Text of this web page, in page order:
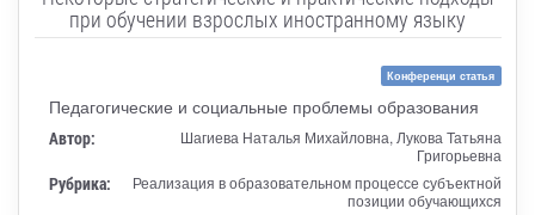
при обучении взрослых иностранному языку
Конференци статья
Педагогические и социальные проблемы образования
Автор:
Шагиева Наталья Михайловна, Лукова Татьяна
Григорьевна
Рубрика:
Реализация в образовательном процессе субъектной
позиции обучающихся